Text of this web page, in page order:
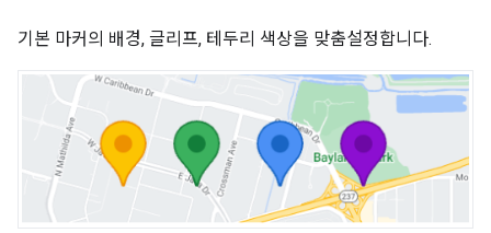
기본 마커의 배경, 글리프, 테두리 색상을 맞춤설정합니다.